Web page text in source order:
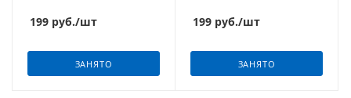
199 руб./шт
ЗАНЯТО
199 руб./шт
ЗАНЯТО